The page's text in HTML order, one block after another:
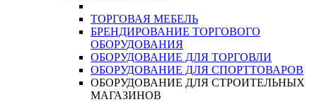
ТОРГОВАЯ МЕБЕЛЬ
БРЕНДИРОВАНИЕ ТОРГОВОГО
ОБОРУДОВАНИЯ
ОБОРУДОВАНИЕ ДЛЯ ТОРГОВЛИ
ОБОРУДОВАНИЕ ДЛЯ СПОРТТОВАРОВ
ОБОРУДОВАНИЕ ДЛЯ СТРОИТЕЛЬНЫХ
МАГАЗИНОВ